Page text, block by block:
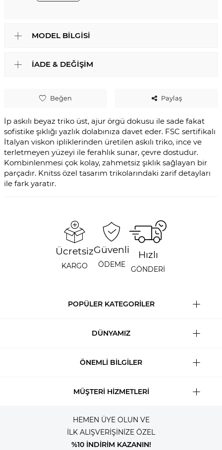
Beğen Paylaş
İp askılı beyaz triko üst, ajur örgü dokusu ile sade fakat
sofistike şıklığı yazlık dolabınıza davet eder. FSC sertifikalı
İtalyan viskon ipliklerinden üretilen askılı triko, ince ve
terletmeyen yüzeyi ile ferahlık sunar, çevre dostudur.
Kombinlenmesi çok kolay, zahmetsiz şıklık sağlayan bir
parçadır. Knitss özel tasarım trikolarındaki zarif detayları
ile fark yaratır.
MODEL BILGISI
İADE & DEĞIŞIM
Ücretsiz
KARGO
Güvenli
ÖDEME
Hızlı
GÖNDERİ
POPÜLER KATEGORİLER
DÜNYAMIZ
ÖNEMLİ BİLGİLER
MÜŞTERİ HİZMETLERİ
HEMEN ÜYE OLUN VE
İLK ALIŞVERİŞİNİZE ÖZEL
%10 İNDİRİM KAZANIN!